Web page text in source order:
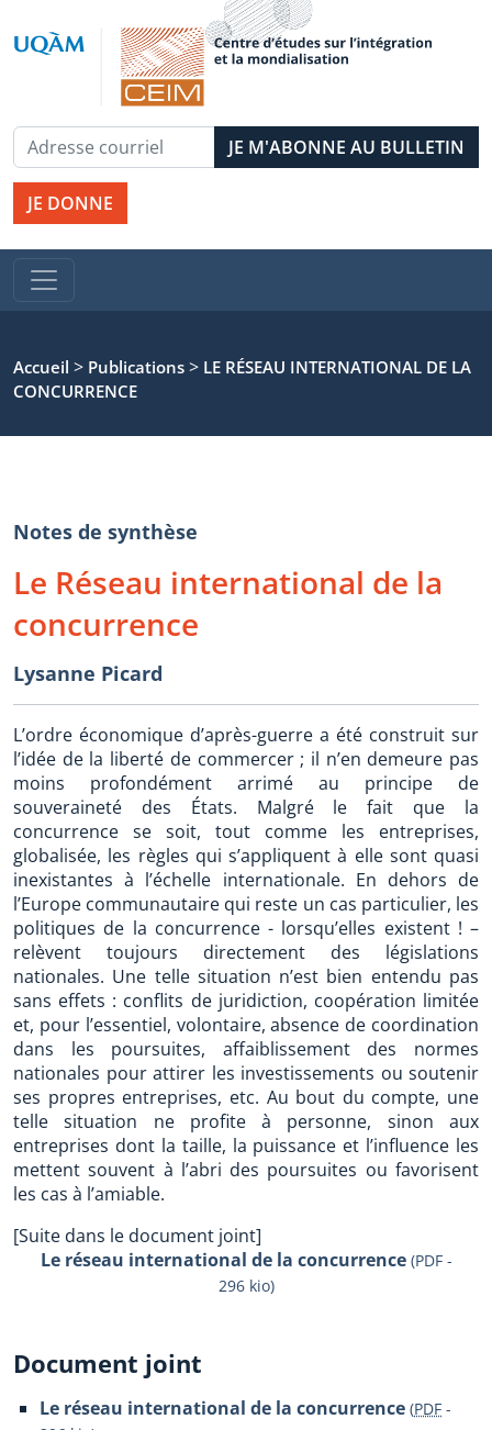
JE DONNE
Accueil > Publications > LE RÉSEAU INTERNATIONAL DE LA
CONCURRENCE
Notes de synthèse
Le Réseau international de la
concurrence
Lysanne Picard
L’ordre économique d’après-guerre a été construit sur
l’idée de la liberté de commercer ; il n’en demeure pas
moins profondément arrimé au principe de
souveraineté des États. Malgré le fait que la
concurrence se soit, tout comme les entreprises,
globalisée, les règles qui s’appliquent à elle sont quasi
inexistantes à l’échelle internationale. En dehors de
l’Europe communautaire qui reste un cas particulier, les
politiques de la concurrence - lorsqu’elles existent ! –
relèvent toujours directement des législations
nationales. Une telle situation n’est bien entendu pas
sans effets : conflits de juridiction, coopération limitée
et, pour l’essentiel, volontaire, absence de coordination
dans les poursuites, affaiblissement des normes
nationales pour attirer les investissements ou soutenir
ses propres entreprises, etc. Au bout du compte, une
telle situation ne profite à personne, sinon aux
entreprises dont la taille, la puissance et l’influence les
mettent souvent à l’abri des poursuites ou favorisent
les cas à l’amiable.
[Suite dans le document joint]
Le réseau international de la concurrence (PDF -
296 kio)
Document joint
Le réseau international de la concurrence (PDF -